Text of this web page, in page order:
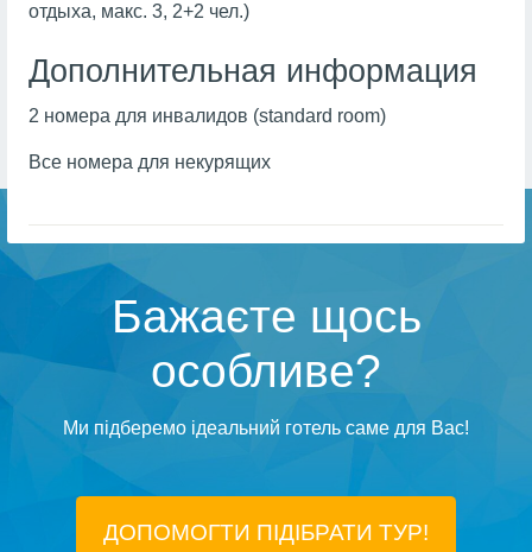
отдыха, макс. 3, 2+2 чел.)
Дополнительная информация
2 номера для инвалидов (standard room)
Все номера для некурящих
Бажаєте щось
особливе?
Ми підберемо ідеальний готель саме для Вас!
ДОПОМОГТИ ПІДIБРАТИ ТУР!